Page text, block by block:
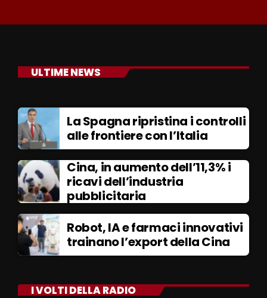
ULTIME NEWS
La Spagna ripristina i controlli
alle frontiere con l’Italia
Cina, in aumento dell’11,3% i
ricavi dell’industria
pubblicitaria
Robot, IA e farmaci innovativi
trainano l’export della Cina
I VOLTI DELLA RADIO